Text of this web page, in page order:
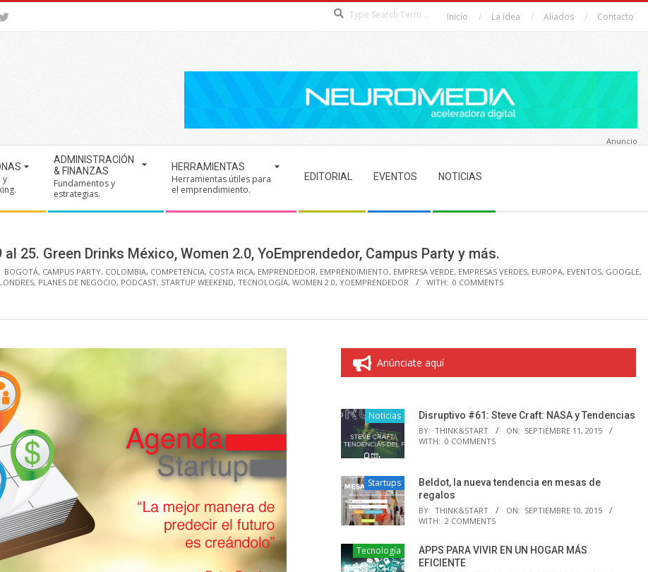
Inicio La idea Aliados Contacto
y
ADMINISTRACIÓN
& FINANZAS
Fundamentos y
estrategias.
HERRAMIENTAS
Herramientas útiles para
el emprendimiento.
EDITORIAL EVENTOS NOTICIAS
Anuncio
25. Green Drinks México, Women 2.0, YoEmprendedor, Campus Party y más.
BOGOTÁ, CAMPUS PARTY, COLOMBIA, COMPETENCIA, COSTA RICA, EMPRENDEDOR, EMPRENDIMIENTO, EMPRESA VERDE, EMPRESAS VERDES, EUROPA, EVENTOS, GOOGLE,
LONDRES, PLANES DE NEGOCIO, PODCAST, STARTUP WEEKEND, TECNOLOGÍA, WOMEN 2.0, YOEMPRENDEDOR WITH: 0 COMMENTS
Anúnciate aquí
Noticias Disruptivo #61: Steve Craft: NASA y Tendencias
BY: THINK&START ON: SEPTIEMBRE 11, 2015
WITH: 0 COMMENTS
Startups
Beldot, la nueva tendencia en mesas de
regalos
BY: THINK&START ON: SEPTIEMBRE 10, 2015
WITH: 2 COMMENTS
Tecnología
APPS PARA VIVIR EN UN HOGAR MÁS
EFICIENTE